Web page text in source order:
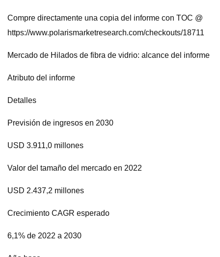
Compre directamente una copia del informe con TOC @
https://www.polarismarketresearch.com/checkouts/18711
Mercado de Hilados de fibra de vidrio: alcance del informe
Atributo del informe
Detalles
Previsión de ingresos en 2030
USD 3.911,0 millones
Valor del tamaño del mercado en 2022
USD 2.437,2 millones
Crecimiento CAGR esperado
6,1% de 2022 a 2030